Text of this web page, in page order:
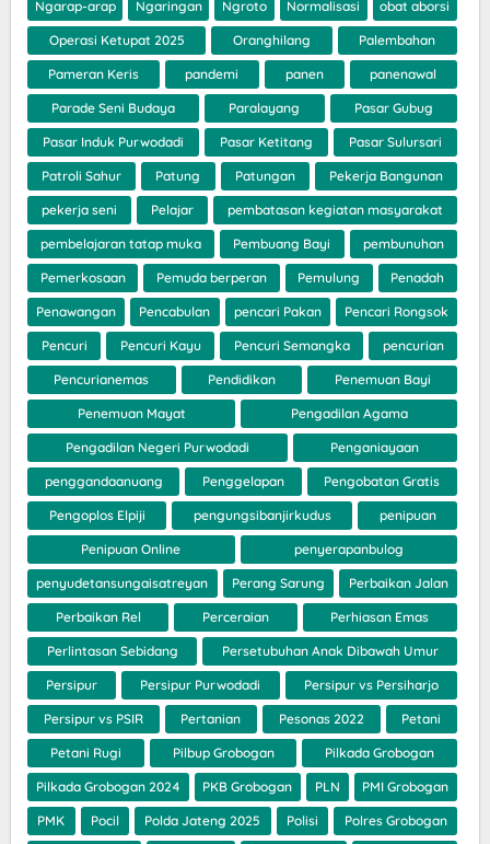
Ngarap-arap Ngaringan Ngroto Normalisasi obat aborsi
Operasi Ketupat 2025 Oranghilang Palembahan
Pameran Keris pandemi panen panenawal
Parade Seni Budaya Paralayang Pasar Gubug
Pasar Induk Purwodadi Pasar Ketitang Pasar Sulursari
Patroli Sahur Patung Patungan Pekerja Bangunan
pekerja seni Pelajar pembatasan kegiatan masyarakat
pembelajaran tatap muka Pembuang Bayi pembunuhan
Pemerkosaan Pemuda berperan Pemulung Penadah
Penawangan Pencabulan pencari Pakan Pencari Rongsok
Pencuri Pencuri Kayu Pencuri Semangka pencurian
Pencurianemas Pendidikan Penemuan Bayi
Penemuan Mayat Pengadilan Agama
Pengadilan Negeri Purwodadi Penganiayaan
penggandaanuang Penggelapan Pengobatan Gratis
Pengoplos Elpiji pengungsibanjirkudus penipuan
Penipuan Online penyerapanbulog
penyudetansungaisatreyan Perang Sarung Perbaikan Jalan
Perbaikan Rel Perceraian Perhiasan Emas
Perlintasan Sebidang Persetubuhan Anak Dibawah Umur
Persipur Persipur Purwodadi Persipur vs Persiharjo
Persipur vs PSIR Pertanian Pesonas 2022 Petani
Petani Rugi Pilbup Grobogan Pilkada Grobogan
Pilkada Grobogan 2024 PKB Grobogan PLN PMI Grobogan
PMK Pocil Polda Jateng 2025 Polisi Polres Grobogan